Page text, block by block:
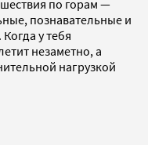
по горам —
познавательные и
у тебя
незаметно, а
нагрузкой